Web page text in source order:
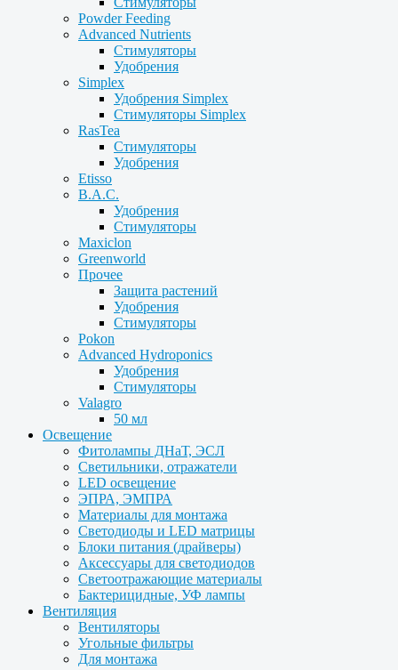
Powder Feeding
Advanced Nutrients
Стимуляторы
Удобрения
Simplex
Удобрения Simplex
Стимуляторы Simplex
RasTea
Стимуляторы
Удобрения
Etisso
B.A.C.
Удобрения
Стимуляторы
Maxiclon
Greenworld
Прочее
Защита растений
Удобрения
Стимуляторы
Pokon
Advanced Hydroponics
Удобрения
Стимуляторы
Valagro
50 мл
Освещение
Фитолампы ДНаТ, ЭСЛ
Светильники, отражатели
LED освещение
ЭПРА, ЭМПРА
Материалы для монтажа
Светодиоды и LED матрицы
Блоки питания (драйверы)
Аксессуары для светодиодов
Светоотражающие материалы
Бактерицидные, УФ лампы
Вентиляция
Вентиляторы
Угольные фильтры
Для монтажа